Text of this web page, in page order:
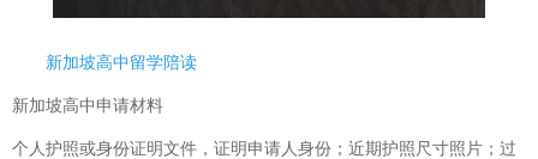
新加坡高中留学陪读
新加坡高中申请材料
个人护照或身份证明文件，证明申请人身份；近期护照尺寸照片；过